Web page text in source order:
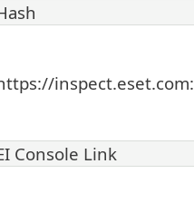
Console Link